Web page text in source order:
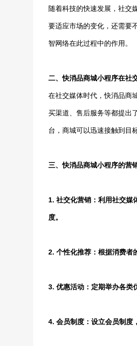
随着科技的快速发展，社交
要适应市场的变化，还需要
智网络在此过程中的作用。
二、快消品商城小程序在社
在社交媒体时代，快消品商
买渠道、售后服务等都提出
台，商城可以迅速接触到目
三、快消品商城小程序的营
1. 社交化营销：利用社交媒
度。
2. 个性化推荐：根据消费者
3. 优惠活动：定期举办各类
4. 会员制度：设立会员制度